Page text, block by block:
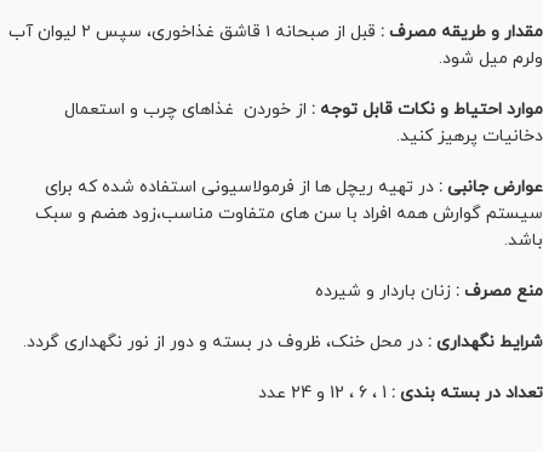
مقدار و طریقه مصرف :
قبل از صبحانه ۱ قاشق غذاخوری، سپس ۲ لیوان آب
ولرم میل شود.
موارد احتیاط و نکات قابل توجه : از خوردن غذاهای چرب و استعمال
دخانیات پرهیز کنید.
عوارض جانبی : در تهیه ریچل ها از فرمولاسیونی استفاده شده که برای
سیستم گوارش همه افراد با سن های متفاوت مناسب،زود هضم و سبک
باشد.
منع مصرف : زنان باردار و شیرده
شرایط نگهداری : در محل خنک، ظروف در بسته و دور از نور نگهداری گردد.
تعداد در بسته بندی :